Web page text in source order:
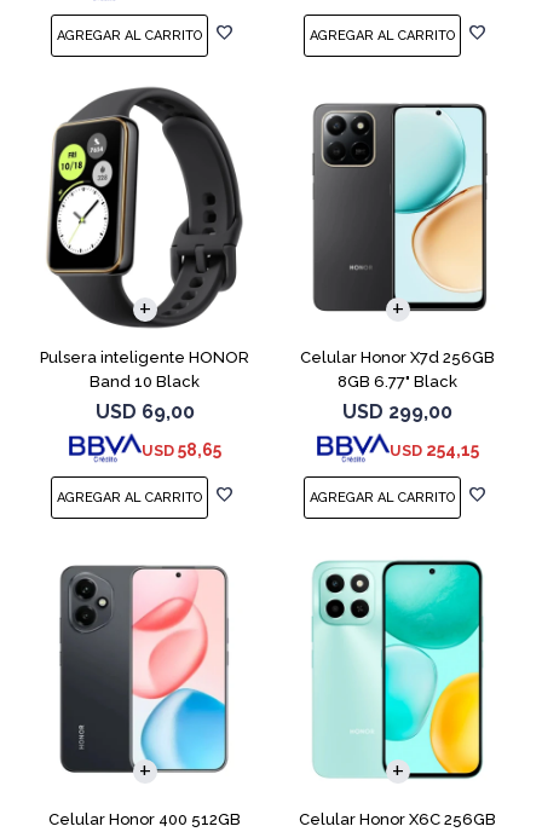
Pulsera inteligente HONOR
Band 10 Black
USD 69,00
USD 58,65
Celular Honor X7d 256GB
8GB 6.77" Black
USD 299,00
USD 254,15
COMPARAR
Celular Honor 400 512GB
COMPARAR
Celular Honor X6C 256GB
COMPARAR